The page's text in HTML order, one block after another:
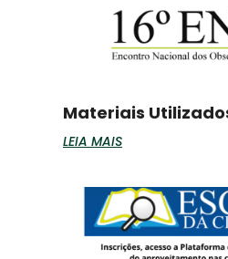
Materiais
LEIA MAIS